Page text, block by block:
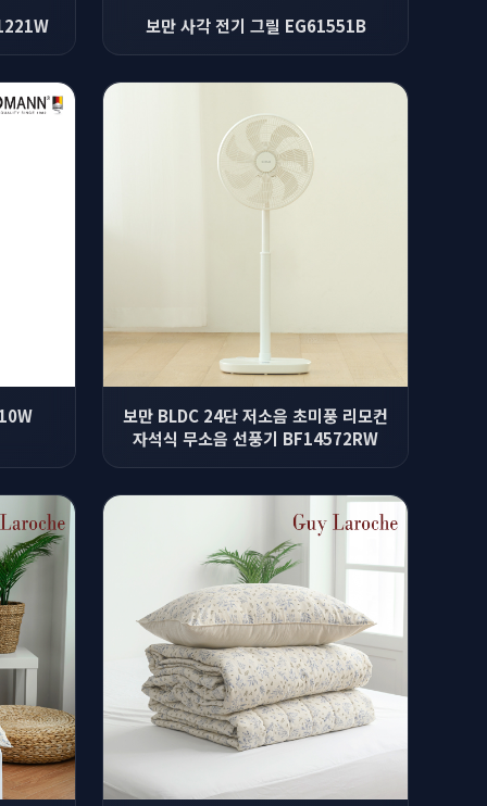
보만 사각 전기 그릴 EG61551B
보만 BLDC 24단 저소음 초미풍 리모컨
자석식 무소음 선풍기 BF14572RW